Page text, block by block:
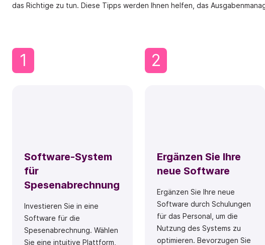
das Richtige zu tun. Diese Tipps werden Ihnen helfen, das
1
Software-System
für
Spesenabrechnung
Investieren Sie in eine
Software für die
Spesenabrechnung. Wählen
Sie eine intuitive Plattform,
2
Ergänzen Sie Ihre
neue Software
Ergänzen Sie Ihre neue
Software durch Schulungen
für das Personal, um die
Nutzung des Systems zu
optimieren. Bevorzugen Sie